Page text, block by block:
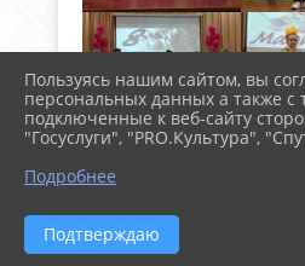
Пользуясь нашим сайтом, вы
персональных данных а также с
подключенные к веб-сайту
"Госуслуги", "PRO.Культура",
Подробнее
Подтверждаю